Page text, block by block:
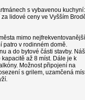
s vybavenou kuchyní:
lidové ceny ve Vyšším
mimo nejfrekventovanější
patro v rodinném domě.
a do bytové části stavby. Náš
až 8 míst. Dále je k
Možnost připojení na
s grilem, uzamčená